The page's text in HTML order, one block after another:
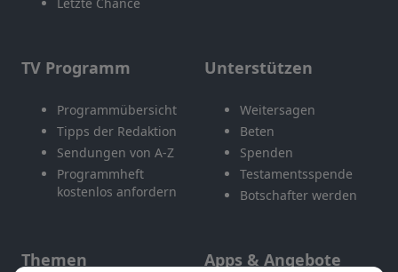
TV Programm
Programmübersicht
Tipps der Redaktion
Sendungen von A-Z
Programmheft
kostenlos anfordern
Unterstützen
Weitersagen
Beten
Spenden
Testamentsspende
Botschafter werden
Themen Apps & Angebote